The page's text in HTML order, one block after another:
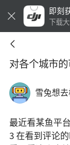
即刻
下载
对各个城市的
雪兔想
最近看某鱼平
3 在看到评论